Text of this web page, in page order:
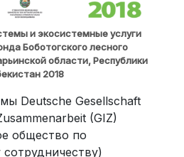
и экосистемные услуги
Боботогского лесного
области, Республики
2018
Deutsche Gesellschaft
(GIZ)
общество по